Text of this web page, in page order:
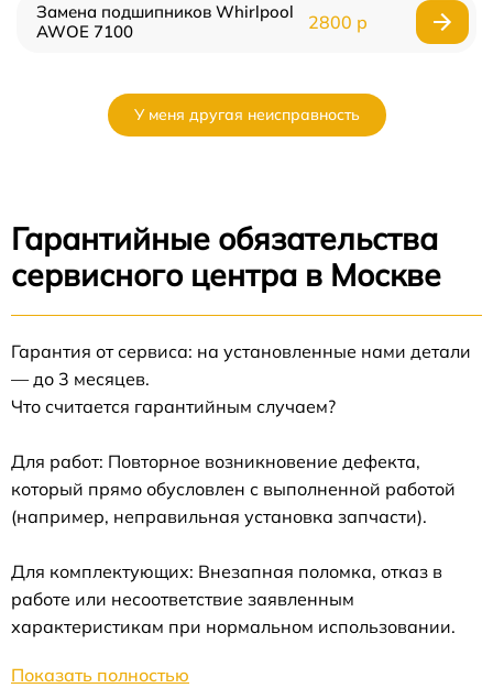
Замена подшипников Whirlpool
AWOE 7100
2800 р
У меня другая неисправность
Гарантийные обязательства
сервисного центра в Москве
Гарантия от сервиса: на установленные нами детали
— до 3 месяцев.
Что считается гарантийным случаем?
Для работ: Повторное возникновение дефекта,
который прямо обусловлен с выполненной работой
(например, неправильная установка запчасти).
Для комплектующих: Внезапная поломка, отказ в
работе или несоответствие заявленным
характеристикам при нормальном использовании.
Показать полностью